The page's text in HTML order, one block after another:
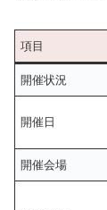
項目
開催状況
開催日
開催会場